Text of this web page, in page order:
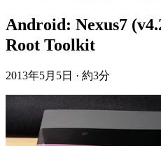
Android: Nexus7
Root Toolkit
2013年5月5日 · 約3分